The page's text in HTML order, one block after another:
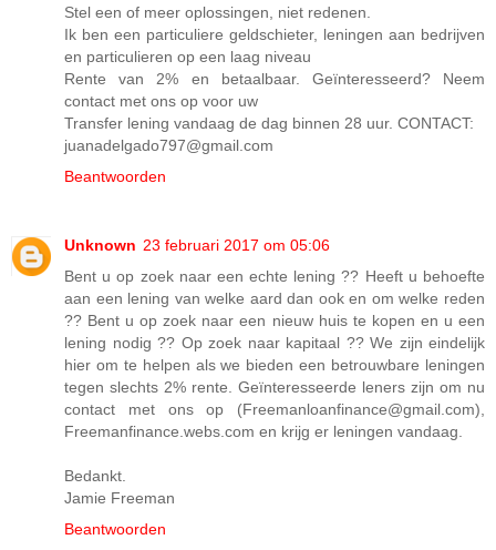
Stel een of meer oplossingen, niet redenen.
Ik ben een particuliere geldschieter, leningen aan bedrijven
en particulieren op een laag niveau
Rente van 2% en betaalbaar. Geïnteresseerd? Neem
contact met ons op voor uw
Transfer lening vandaag de dag binnen 28 uur. CONTACT:
juanadelgado797@gmail.com
Beantwoorden
Unknown 23 februari 2017 om 05:06
Bent u op zoek naar een echte lening ?? Heeft u behoefte
aan een lening van welke aard dan ook en om welke reden
?? Bent u op zoek naar een nieuw huis te kopen en u een
lening nodig ?? Op zoek naar kapitaal ?? We zijn eindelijk
hier om te helpen als we bieden een betrouwbare leningen
tegen slechts 2% rente. Geïnteresseerde leners zijn om nu
contact met ons op (Freemanloanfinance@gmail.com),
Freemanfinance.webs.com en krijg er leningen vandaag.
Bedankt.
Jamie Freeman
Beantwoorden